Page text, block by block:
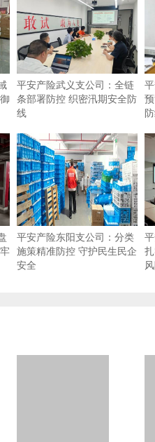
平安产险武义支公司：全链
条部署防控 织密汛期安全防
线
平安产险东阳支公司：分类
施策精准防控 守护民生民企
安全